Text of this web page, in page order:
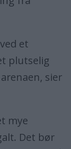
et
plutselig
sier
mye
Det bør